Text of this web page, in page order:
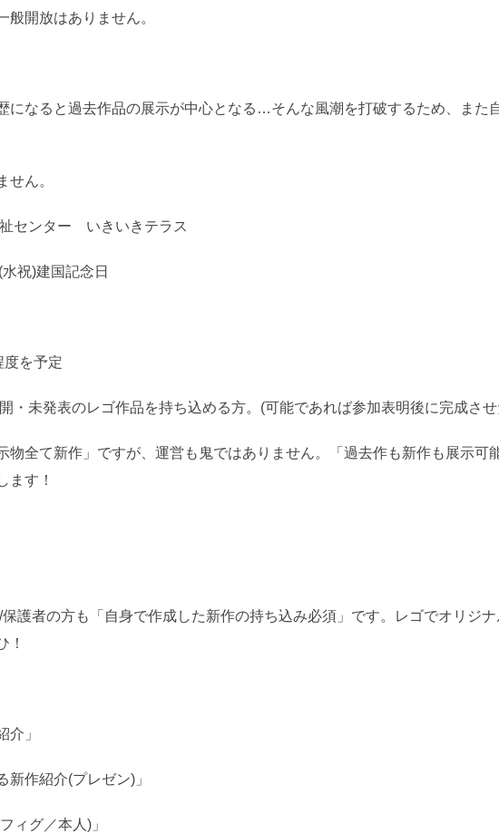
般開放はありません。
になると過去作品の展示が中心となる…そんな風潮を打破するため、また
せん。
センター いきいきテラス
祝)建国記念日
度を予定
・未発表のレゴ作品を持ち込める方。(可能であれば参加表明後に完成さ
物全て新作」ですが、運営も鬼ではありません。「過去作も新作も展示可
ます！
護者の方も「自身で作成した新作の持ち込み必須」です。レゴでオリジ
！
介」
新作紹介(プレゼン)」
ィグ／本人)」